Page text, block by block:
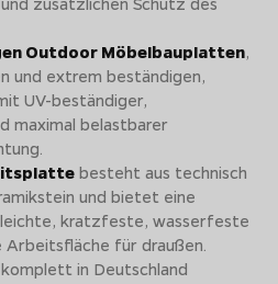
Outdoor Möbelbauplatten,
und extrem beständigen,
UV-beständiger,
maximal belastbarer
besteht aus technisch
und bietet eine
kratzfeste, wasserfeste
für draußen.
in Deutschland